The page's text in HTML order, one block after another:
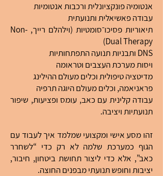
אנטומיה פונקציונלית ורכבות אנטומיות
עבודה פאשיאלית ותנועתית
תיאוריות פסיכו־סומטיות (וילהלם רייך, Non-
Dual Therapy)
DNS ותבניות תנועה התפתחותיות
ויסות מערכת העצבים וטראומה
מדיטציה טיפולית וכלים מעולם ההילינג
פראניאמה, וכלים מעולם היוגה תרפיה
עבודה קלינית עם כאב, עומס ופציעות, שיפור
תנועתיות ויציבה.
זהו מסע אישי ומקצועי שמלמד איך לעבוד עם
הגוף כמערכת שלמה לא רק כדי “לשחרר
כאב”, אלא כדי ליצור תחושת ביטחון, חיבור,
יציבות וחופש תנועתי מבפנים החוצה.